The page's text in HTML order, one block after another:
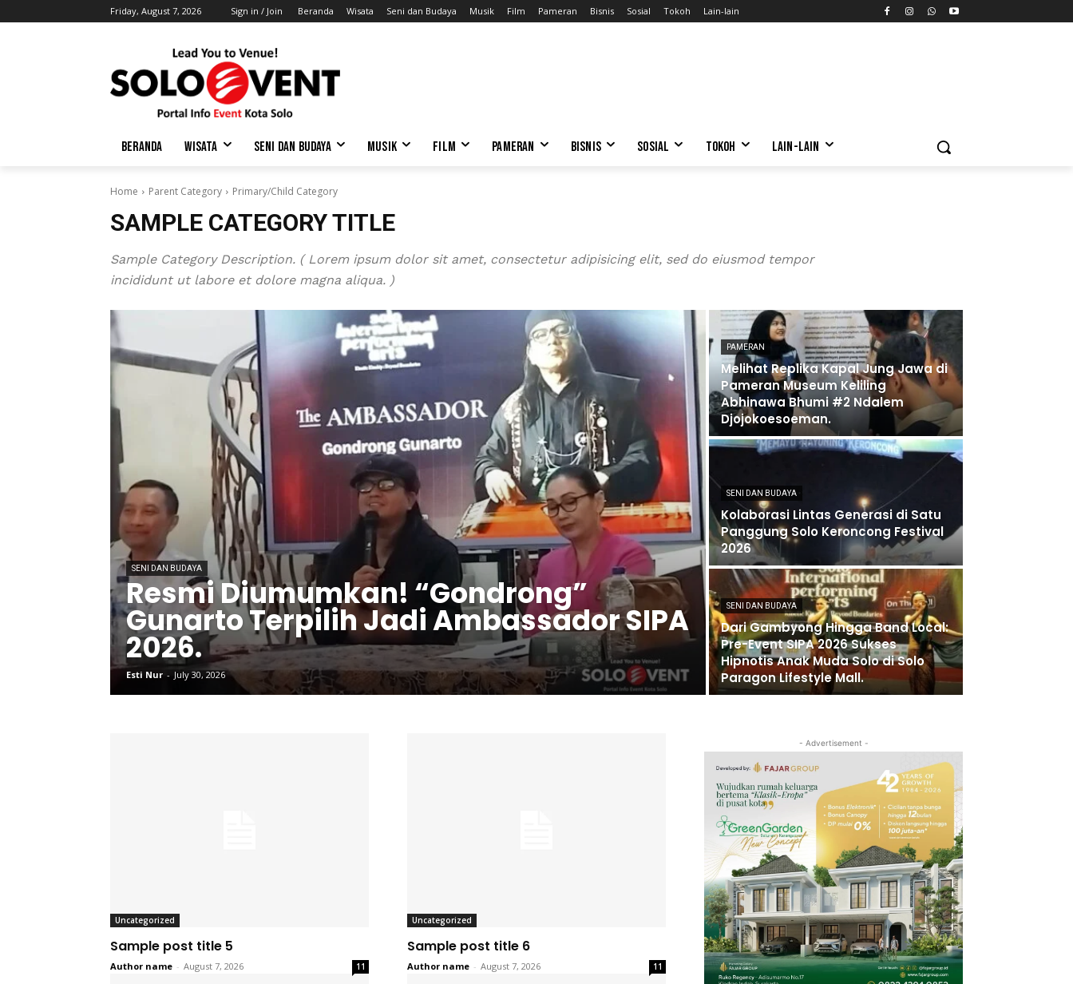
Friday, August 7, 2026 Sign in / Join Beranda Wisata Seni dan Budaya Musik Film Pameran Bisnis Sosial Tokoh Lain-lain
BERANDA WISATA SENI DAN BUDAYA MUSIK FILM PAMERAN BISNIS SOSIAL TOKOH LAIN-LAIN
Home Parent Category Primary/Child Category
SAMPLE CATEGORY TITLE
Sample Category Description. ( Lorem ipsum dolor sit amet, consectetur adipisicing elit, sed do eiusmod tempor
incididunt ut labore et dolore magna aliqua. )
SENI DAN BUDAYA
Resmi Diumumkan! “Gondrong”
Gunarto Terpilih Jadi Ambassador SIPA
2026.
Esti Nur - July 30, 2026
PAMERAN
Melihat Replika Kapal Jung Jawa di
Pameran Museum Keliling
Abhinawa Bhumi #2 Ndalem
Djojokoesoeman.
SENI DAN BUDAYA
Kolaborasi Lintas Generasi di Satu
Panggung Solo Keroncong Festival
2026
SENI DAN BUDAYA
Dari Gambyong Hingga Band Local:
Pre-Event SIPA 2026 Sukses
Hipnotis Anak Muda Solo di Solo
Paragon Lifestyle Mall.
Uncategorized
Sample post title 5
Author name - August 7, 2026 11
Uncategorized
Sample post title 6
Author name - August 7, 2026 11
- Advertisement -